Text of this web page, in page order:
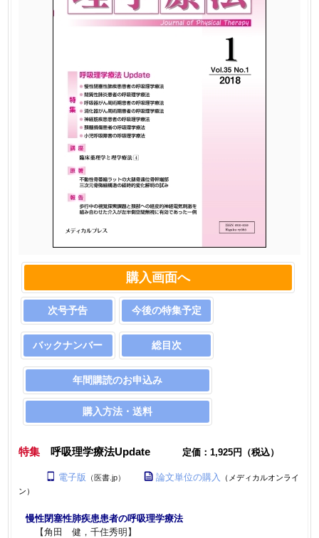
購入画面へ
次号予告 今後の特集予定
バックナンバー 総目次
年間購読のお申込み
購入方法・送料
特集 呼吸理学療法Update 定価：1,925円（税込）
電子版 （医書.jp） 論文単位の購入
（メディカルオンライ
ン）
慢性閉塞性肺疾患患者の呼吸理学療法
【角田 健，千住秀明】